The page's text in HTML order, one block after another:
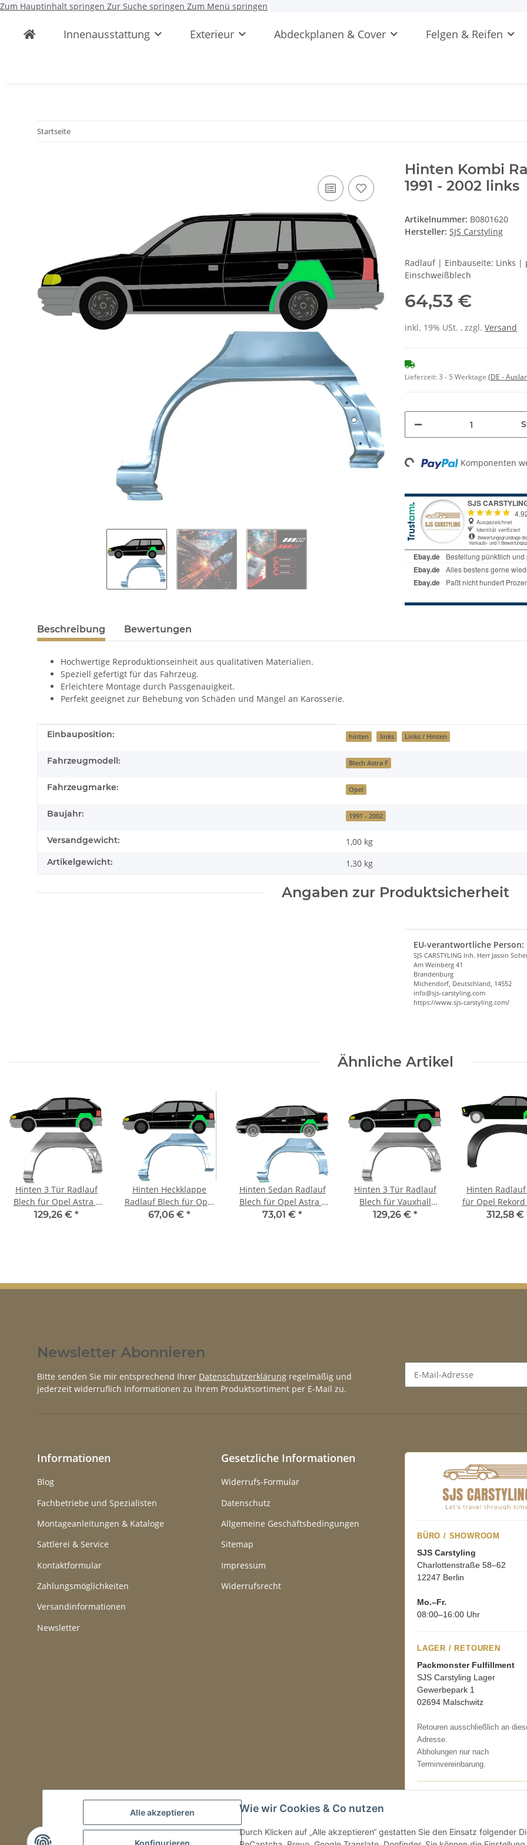
Zum Hauptinhalt springen Zur Suche springen Zum Menü springen
Alle akzeptieren
Konfigurieren
Wie wir Cookies & Co nutzen
Durch Klicken auf „Alle akzeptieren“ gestatten Sie den Einsatz folgender
Innenausstattung Exterieur Abdeckplanen & Cover Felgen & Reifen
Startseite
Hinten Kombi
1991 - 2002 links
Artikelnummer: B0801620
Hersteller: SJS Carstyling
Radlauf | Einbauseite: Links |
Einschweißblech
64,53 €
inkl. 19% USt. , zzgl. Versand
Lieferzeit:3 - 5 Werktage (DE -
Loading... Komponenten
Beschreibung Bewertungen
Hochwertige Reproduktionseinheit aus qualitativen Materialien.
Speziell gefertigt für das Fahrzeug.
Erleichtere Montage durch Passgenauigkeit.
Perfekt geeignet zur Behebung von Schäden und Mängel an Karosserie.
Produkteigenschaft
Wert
Einbauposition: hinten links Links / Hinten
Fahrzeugmodell: Blech Astra F
Fahrzeugmarke: Opel
Baujahr: 1991 - 2002
Versandgewicht: 1,00 kg
Artikelgewicht: 1,30 kg
Angaben zur Produktsicherheit
EU-verantwortliche Person:
SJS CARSTYLING Inh. Herr Jassin
Am Weinberg 41
Brandenburg
Michendorf, Deutschland, 14552
info@sjs-carstyling.com
https://www.sjs-carstyling.com/
Ähnliche Artikel
Hinten 3 Tür Radlauf
Blech für Opel Astra F
1991 - 2002 links
129,26 € *
Hinten Heckklappe
Radlauf Blech für Opel
Astra F 1991 - 2002
67,06 € *
Hinten Sedan Radlauf
Blech für Opel Astra F
1991 - 2002 links
73,01 € *
Hinten 3 Tür Radlauf
Blech für Vauxhall
Astra F 1991 - 2002
129,26 € *
Hinten
für Opel Rekord
- 1977
312,58 €
Newsletter Abonnieren
Bitte senden Sie mir entsprechend Ihrer Datenschutzerklärung regelmäßig und
jederzeit widerruflich Informationen zu Ihrem Produktsortiment per E-Mail zu.
Informationen
Blog
Fachbetriebe und Spezialisten
Montageanleitungen & Kataloge
Sattlerei & Service
Kontaktformular
Zahlungsmöglichkeiten
Versandinformationen
Newsletter
Gesetzliche Informationen
Widerrufs-Formular
Datenschutz
Allgemeine Geschäftsbedingungen
Sitemap
Impressum
Widerrufsrecht
BÜRO / SHOWROOM
SJS Carstyling
Charlottenstraße 58–62
12247 Berlin
Mo.–Fr.
08:00–16:00 Uhr
LAGER / RETOUREN
Packmonster Fulfillment
SJS Carstyling Lager
Gewerbepark 1
02694 Malschwitz
Retouren ausschließlich an
Adresse.
Abholungen nur nach
Terminvereinbarung.